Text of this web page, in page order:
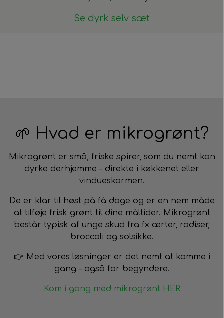
Se dyrk selv sæt
🌱 Hvad er mikrogrønt?
Mikrogrønt er små, friske spirer, som du nemt kan
dyrke derhjemme – direkte i køkkenet eller
vindueskarmen.
De er klar til høst på få dage og er en nem måde
at tilføje frisk grønt til dine måltider. Mikrogrønt
består typisk af unge skud fra fx ærter, radiser,
broccoli og solsikke.
👉 Med vores løsninger er det nemt at komme i
gang – også for begyndere.
Kom i gang med mikrogrønt HER